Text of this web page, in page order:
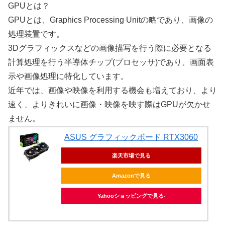
GPUとは？
GPUとは、Graphics Processing Unitの略であり、画像の
処理装置です。
3Dグラフィックスなどの画像描写を行う際に必要となる
計算処理を行う半導体チップ(プロセッサ)であり、画面表
示や画像処理に特化しています。
近年では、画像や映像を利用する機会も増えており、より
速く、よりきれいに画像・映像を映す際はGPUが欠かせ
ません。
ASUS グラフィックボード RTX3060
楽天市場で見る
Amazonで見る
Yahooショッピングで見る